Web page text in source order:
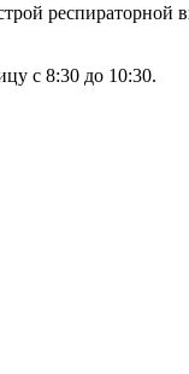
с 8:30 до 10:30.